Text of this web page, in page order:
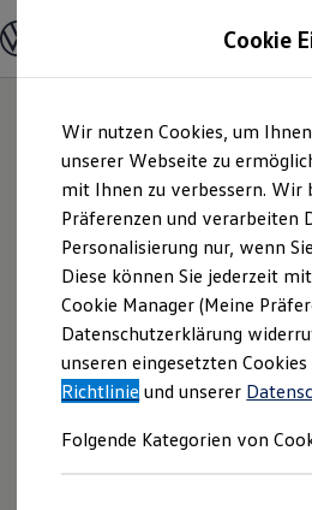
Hauptinhalt
springen
Footer
springen
Modelle und Konfigurator
Modelle vergleichen
Elektroautos
ENERGY Sondermodelle
Nutzfahrzeuge
SUV und CUV
Familienautos
Kombis
Kompaktwagen
Sportwagen
Schnell verfügbare Fahrzeuge
Angebote und Produkte
Aktuelle Angebote
E-Auto-Förderung
Volkswagen Marktplatz
Junge Gebrauchtwagen
Cookie
Wir nutzen Cookies, um
unserer Webseite zu
mit Ihnen zu verbessern. Wir
Präferenzen und verarbeiten
Personalisierung nur, wenn
Diese können Sie jederzeit
Cookie Manager (Meine
Datenschutzerklärung
unseren eingesetzten
Richtlinie und unserer
Folgende Kategorien von